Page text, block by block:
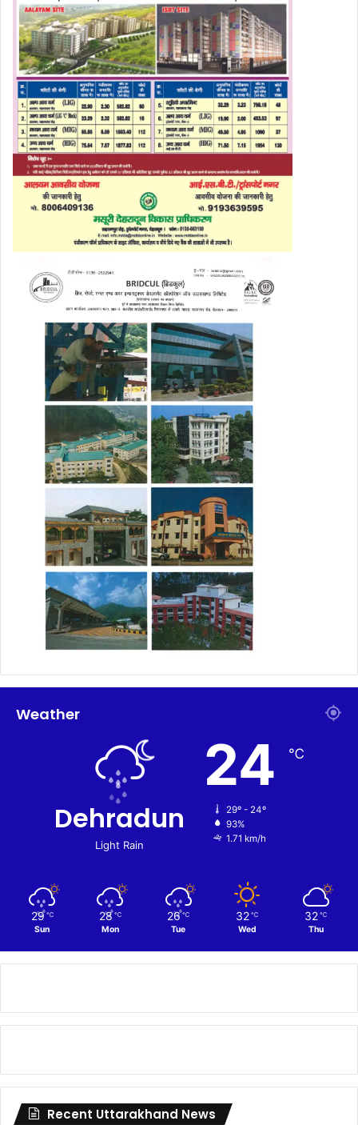
Weather
Dehradun
Light Rain
24 ℃
29º - 24º
93%
1.71 km/h
29 ℃
Sun
28 ℃
Mon
26 ℃
Tue
32 ℃
Wed
32 ℃
Thu
Recent Uttarakhand News